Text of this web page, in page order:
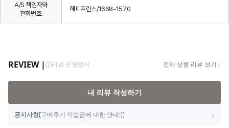
A/S 책임자와
전화번호
해피프린스/1668-1570